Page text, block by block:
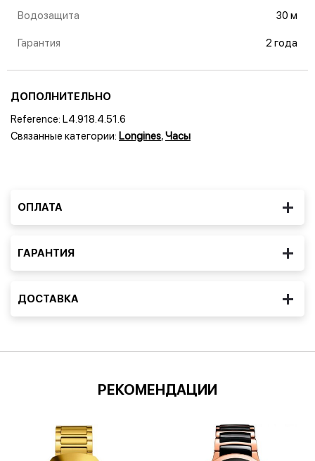
Водозащита 30 м
Гарантия 2 года
ДОПОЛНИТЕЛЬНО
Reference: L4.918.4.51.6
Связанные категории: Longines,Часы
ОПЛАТА
ГАРАНТИЯ
ДОСТАВКА
РЕКОМЕНДАЦИИ